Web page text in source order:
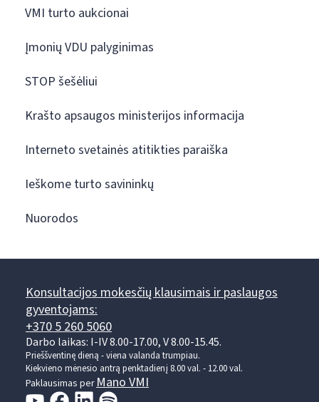
VMI turto aukcionai
Įmonių VDU palyginimas
STOP šešėliui
Krašto apsaugos ministerijos informacija
Interneto svetainės atitikties paraiška
Ieškome turto savininkų
Nuorodos
Konsultacijos mokesčių klausimais ir paslaugos
gyventojams:
+370 5 260 5060
Darbo laikas: I-IV 8.00-17.00, V 8.00-15.45.
Prieššventinę dieną - viena valanda trumpiau.
Kiekvieno mėnesio antrą penktadienį 8.00 val. - 12.00 val.
Paklausimas per Mano VMI